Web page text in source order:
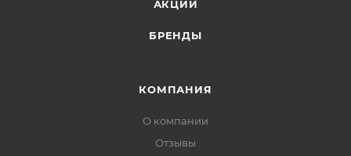
АКЦИИ
БРЕНДЫ
КОМПАНИЯ
О компании
Отзывы